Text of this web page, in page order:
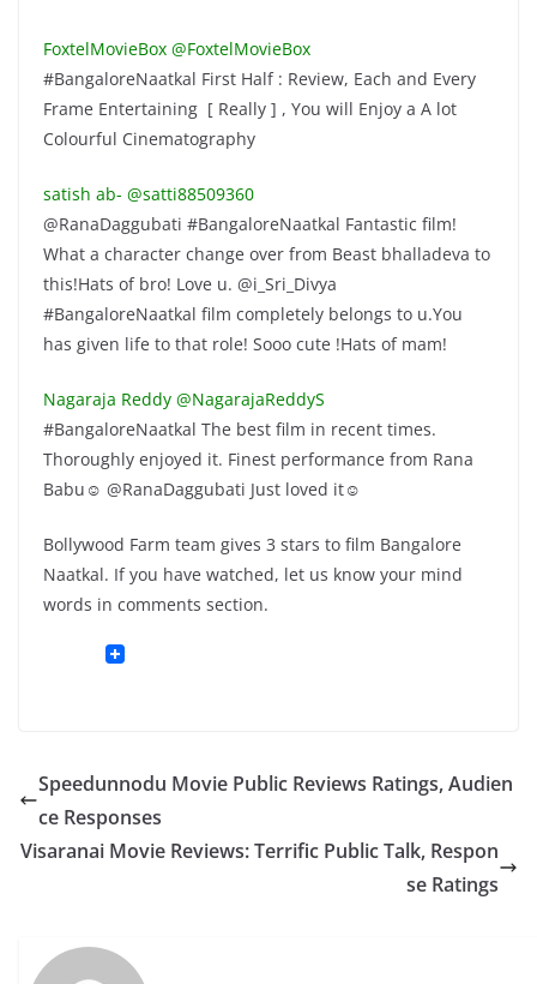
FoxtelMovieBox ‏@FoxtelMovieBox
#BangaloreNaatkal First Half : Review, Each and Every
Frame Entertaining [ Really ] , You will Enjoy a A lot
Colourful Cinematography
satish ab- ‏@satti88509360
@RanaDaggubati #BangaloreNaatkal Fantastic film!
What a character change over from Beast bhalladeva to
this!Hats of bro! Love u. @i_Sri_Divya
#BangaloreNaatkal film completely belongs to u.You
has given life to that role! Sooo cute !Hats of mam!
Nagaraja Reddy ‏@NagarajaReddyS
#BangaloreNaatkal The best film in recent times.
Thoroughly enjoyed it. Finest performance from Rana
Babu☺ @RanaDaggubati Just loved it☺
Bollywood Farm team gives 3 stars to film Bangalore
Naatkal. If you have watched, let us know your mind
words in comments section.
Speedunnodu Movie Public Reviews Ratings, Audien
ce Responses
Visaranai Movie Reviews: Terrific Public Talk, Respon
se Ratings